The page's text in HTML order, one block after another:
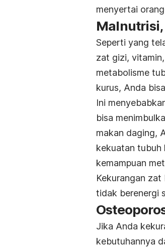
menyertai
Seperti yang
zat gizi,
metabolisme
kurus, Anda
Ini
bisa
makan daging,
kekuatan tubuh
kemampuan
Kekurangan zat
tidak berenergi
Jika Anda
kebutuhannya